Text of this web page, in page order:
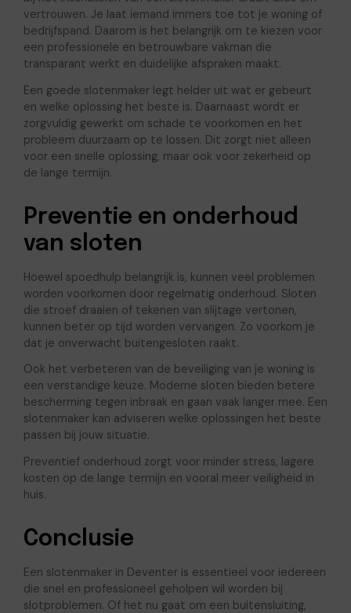
vertrouwen. Je laat iemand immers toe tot je woning of
bedrijfspand. Daarom is het belangrijk om te kiezen voor
een professionele en betrouwbare vakman die
transparant werkt en duidelijke afspraken maakt.
Een goede slotenmaker legt helder uit wat er gebeurt
en welke oplossing het beste is. Daarnaast wordt er
zorgvuldig gewerkt om schade te voorkomen en het
probleem duurzaam op te lossen. Dit zorgt niet alleen
voor een snelle oplossing, maar ook voor zekerheid op
de lange termijn.
Preventie en onderhoud
van sloten
Hoewel spoedhulp belangrijk is, kunnen veel problemen
worden voorkomen door regelmatig onderhoud. Sloten
die stroef draaien of tekenen van slijtage vertonen,
kunnen beter op tijd worden vervangen. Zo voorkom je
dat je onverwacht buitengesloten raakt.
Ook het verbeteren van de beveiliging van je woning is
een verstandige keuze. Moderne sloten bieden betere
bescherming tegen inbraak en gaan vaak langer mee. Een
slotenmaker kan adviseren welke oplossingen het beste
passen bij jouw situatie.
Preventief onderhoud zorgt voor minder stress, lagere
kosten op de lange termijn en vooral meer veiligheid in
huis.
Conclusie
Een slotenmaker in Deventer is essentieel voor iedereen
die snel en professioneel geholpen wil worden bij
slotproblemen. Of het nu gaat om een buitensluiting,